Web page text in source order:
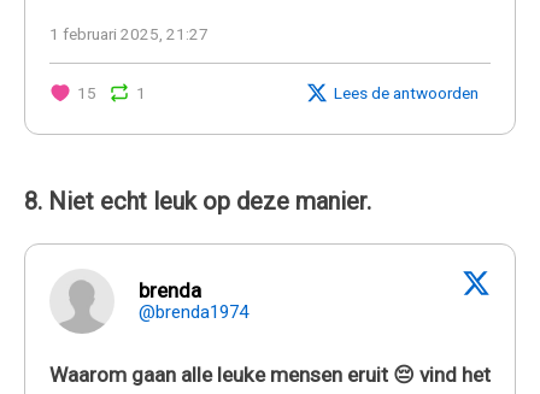
1 februari 2025, 21:27
15 1 Lees de antwoorden
8. Niet echt leuk op deze manier.
brenda
@brenda1974
Waarom gaan alle leuke mensen eruit 😔 vind het